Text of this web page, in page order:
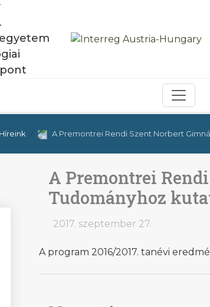
Híreink A Premontrei Rendi Szent Norbert
A Premontrei
Tudományhoz
2017. szeptember 27.
A program 2016/2017. tanévi